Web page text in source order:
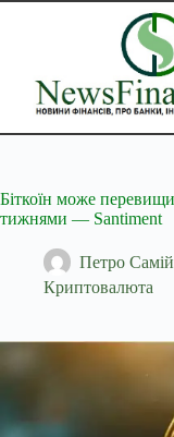
Перейти
Біткоїн може
тижнями — Santiment
Петро
Криптовалюта